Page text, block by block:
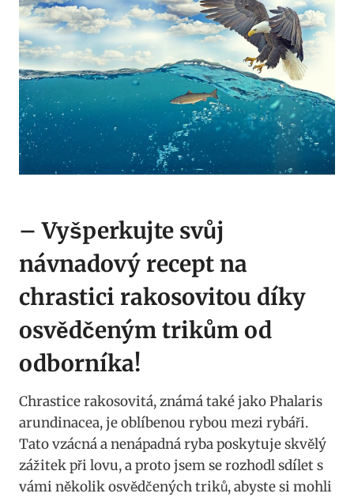
– Vyšperkujte svůj‍
návnadový recept⁤ na
chrastici rakosovitou⁤ díky
osvědčeným trikům od
odborníka!
Chrastice⁣ rakosovitá, známá také jako Phalaris
arundinacea, je oblíbenou rybou mezi rybáři.
Tato vzácná a nenápadná ryba poskytuje skvělý
zážitek při lovu,⁢ a proto jsem se rozhodl sdílet⁤ s
vámi několik osvědčených triků, abyste si‍ mohli